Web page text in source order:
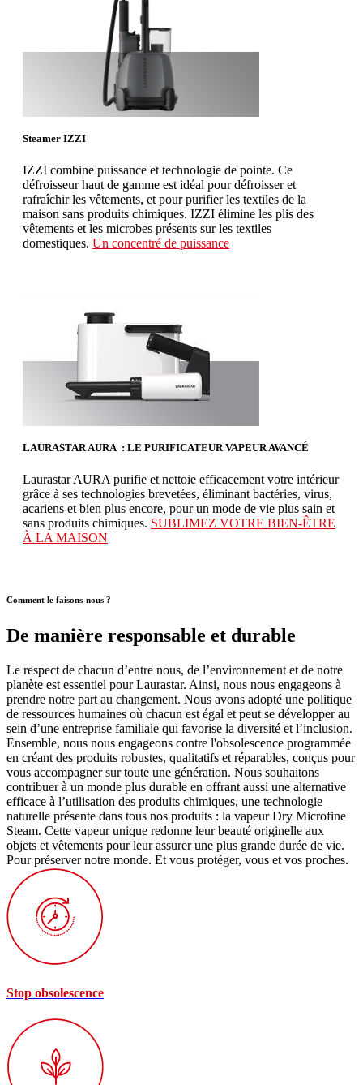
Steamer IZZI
IZZI combine puissance et technologie de pointe. Ce
défroisseur haut de gamme est idéal pour défroisser et
rafraîchir les vêtements, et pour purifier les textiles de la
maison sans produits chimiques. IZZI élimine les plis des
vêtements et les microbes présents sur les textiles
domestiques. Un concentré de puissance
LAURASTAR AURA : LE PURIFICATEUR VAPEUR AVANCÉ
Laurastar AURA purifie et nettoie efficacement votre intérieur
grâce à ses technologies brevetées, éliminant bactéries, virus,
acariens et bien plus encore, pour un mode de vie plus sain et
sans produits chimiques. SUBLIMEZ VOTRE BIEN-ÊTRE
À LA MAISON
Comment le faisons-nous ?
De manière responsable et durable
Le respect de chacun d’entre nous, de l’environnement et de notre
planète est essentiel pour Laurastar. Ainsi, nous nous engageons à
prendre notre part au changement. Nous avons adopté une politique
de ressources humaines où chacun est égal et peut se développer au
sein d’une entreprise familiale qui favorise la diversité et l’inclusion.
Ensemble, nous nous engageons contre l'obsolescence programmée
en créant des produits robustes, qualitatifs et réparables, conçus pour
vous accompagner sur toute une génération. Nous souhaitons
contribuer à un monde plus durable en offrant aussi une alternative
efficace à l’utilisation des produits chimiques, une technologie
naturelle présente dans tous nos produits : la vapeur Dry Microfine
Steam. Cette vapeur unique redonne leur beauté originelle aux
objets et vêtements pour leur assurer une plus grande durée de vie.
Pour préserver notre monde. Et vous protéger, vous et vos proches.
Stop obsolescence